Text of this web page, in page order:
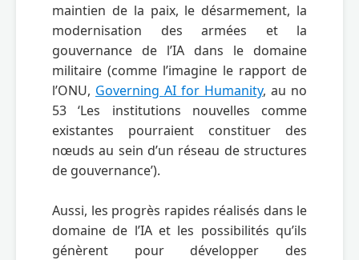
maintien de la paix, le désarmement, la
modernisation des armées et la
gouvernance de l’IA dans le domaine
militaire (comme l’imagine le rapport de
l’ONU, Governing AI for Humanity, au no
53 ‘Les institutions nouvelles comme
existantes pourraient constituer des
nœuds au sein d’un réseau de structures
de gouvernance’).
Aussi, les progrès rapides réalisés dans le
domaine de l’IA et les possibilités qu’ils
génèrent pour développer des